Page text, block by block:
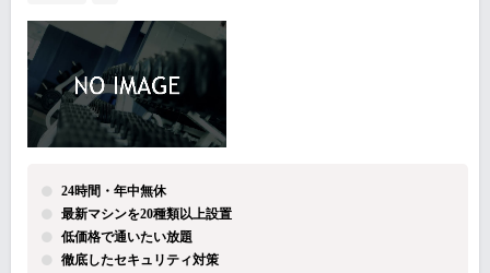
24時間・年中無休
最新マシンを20種類以上設置
低価格で通いたい放題
徹底したセキュリティ対策